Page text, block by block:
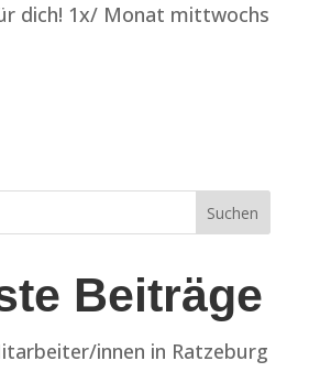
dich! 1x/ Monat mittwochs
Beiträge
innen in Ratzeburg